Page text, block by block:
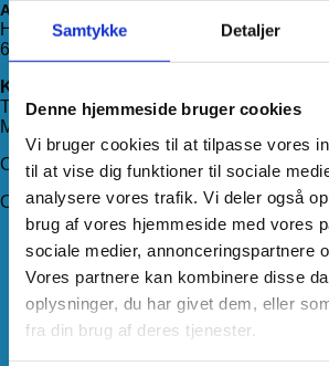
Samtykke Detaljer
Denne hjemmeside bruger cookies
Vi bruger cookies til at tilpasse vores
til at vise dig funktioner til sociale
analysere vores trafik. Vi deler også
brug af vores hjemmeside med vores
sociale medier, annonceringspartnere
Vores partnere kan kombinere disse
oplysninger, du har givet dem, eller
fra din brug af deres tjenester.
Adresse
Haderslevvej 78, st.
6200 Aabenraa
Kontakt os
Telefon:71 99 75 88
Mail:
CVR: 33994680
Om Hjemmeudstyr
Om os
Handelsbetingelser
Levering
Kundeservice
Returnering
Privatlivspolitik